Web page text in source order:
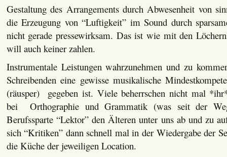
Gestaltung des Arrangements durch Abwesenheit von
die Erzeugung von “Luftigkeit” im Sound durch
nicht gerade pressewirksam. Das ist wie mit den
will auch keiner zahlen.
Instrumentale Leistungen wahrzunehmen und zu
Schreibenden eine gewisse musikalische
(räusper) gegeben ist. Viele beherrschen nicht mal
bei Orthographie und Grammatik (was seit der
Berufssparte “Lektor” den Älteren unter uns ab und zu
sich “Kritiken” dann schnell mal in der Wiedergabe der
die Küche der jeweiligen Location.